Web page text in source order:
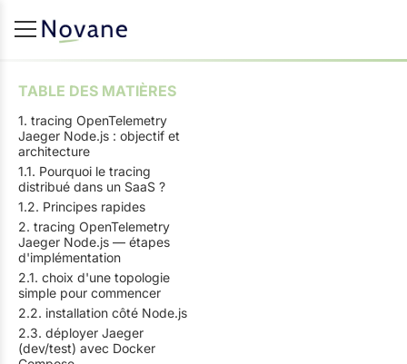
TABLE DES MATIÈRES
1. tracing OpenTelemetry
Jaeger Node.js : objectif et
architecture
1.1. Pourquoi le tracing
distribué dans un SaaS ?
1.2. Principes rapides
2. tracing OpenTelemetry
Jaeger Node.js — étapes
d'implémentation
2.1. choix d'une topologie
simple pour commencer
2.2. installation côté Node.js
2.3. déployer Jaeger
(dev/test) avec Docker